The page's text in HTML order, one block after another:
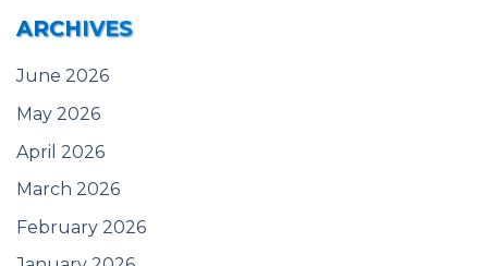
ARCHIVES
June 2026
May 2026
April 2026
March 2026
February 2026